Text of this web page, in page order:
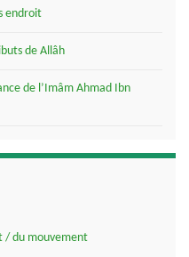
endroit
de Allâh
de l’Imâm Ahmad Ibn
/ du mouvement